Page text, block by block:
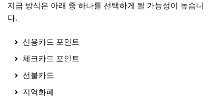
지급 방식은 아래 중 하나를 선택하게 될 가능성이 높습니
다.
신용카드 포인트
체크카드 포인트
선불카드
지역화폐